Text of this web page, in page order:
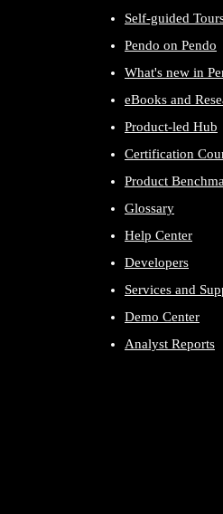
Self-guided
Pendo on Pendo
What's new in
eBooks and
Product-led Hub
Certification
Product
Glossary
Help Center
Developers
Services and
Demo Center
Analyst Reports